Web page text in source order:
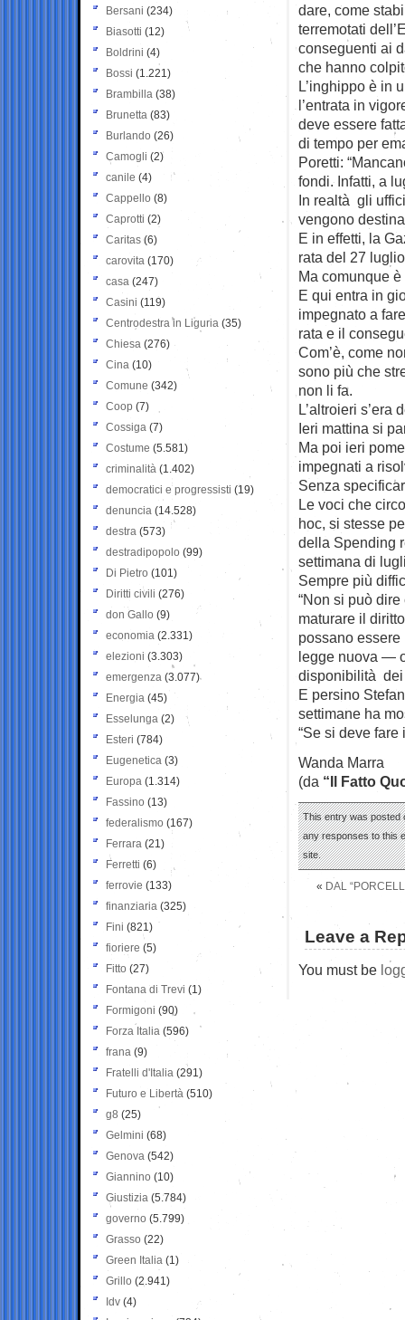
dare, come
terremotati
conseguenti ai
che hanno
L’inghippo è in
l’entrata in
deve essere
di tempo per
Poretti:
fondi. Infatti, a
In realtà gli
vengono
E in effetti, la
rata del 27
Ma comunque
E qui entra in
impegnato a
rata e il
Com’è, come
sono più che
non li fa.
L’altroieri s’era
Ieri mattina si
Ma poi ieri
impegnati a
Senza
Le voci che
hoc, si stesse
della Spending
settimana di
Sempre più
“Non si può
maturare il
possano
legge nuova —
disponibilità dei
E persino
settimane ha
“Se si deve fare
Wanda Marra
(da “Il Fatto
This entry was posted
any responses to this
site.
« DAL
Leave a
You must be
Bersani (234)
Biasotti (12)
Boldrini (4)
Bossi (1.221)
Brambilla (38)
Brunetta (83)
Burlando (26)
Camogli (2)
canile (4)
Cappello (8)
Caprotti (2)
Caritas (6)
carovita (170)
casa (247)
Casini (119)
Centrodestra in Liguria (35)
Chiesa (276)
Cina (10)
Comune (342)
Coop (7)
Cossiga (7)
Costume (5.581)
criminalità (1.402)
democratici e progressisti (19)
denuncia (14.528)
destra (573)
destradipopolo (99)
Di Pietro (101)
Diritti civili (276)
don Gallo (9)
economia (2.331)
elezioni (3.303)
emergenza (3.077)
Energia (45)
Esselunga (2)
Esteri (784)
Eugenetica (3)
Europa (1.314)
Fassino (13)
federalismo (167)
Ferrara (21)
Ferretti (6)
ferrovie (133)
finanziaria (325)
Fini (821)
fioriere (5)
Fitto (27)
Fontana di Trevi (1)
Formigoni (90)
Forza Italia (596)
frana (9)
Fratelli d'Italia (291)
Futuro e Libertà (510)
g8 (25)
Gelmini (68)
Genova (542)
Giannino (10)
Giustizia (5.784)
governo (5.799)
Grasso (22)
Green Italia (1)
Grillo (2.941)
Idv (4)